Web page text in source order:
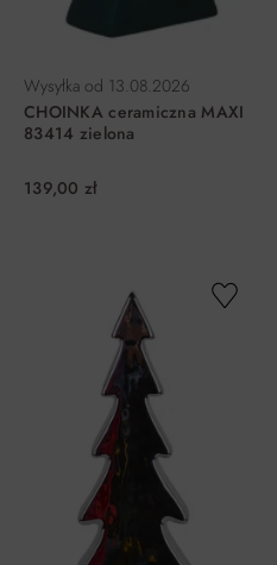
Wysyłka od 13.08.2026
CHOINKA ceramiczna MAXI
83414 zielona
139,00 zł